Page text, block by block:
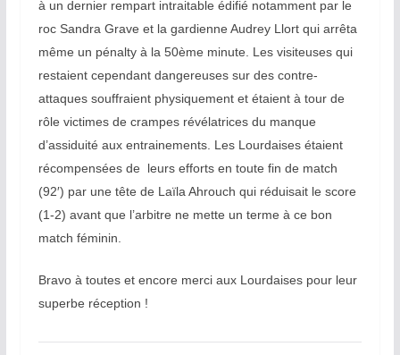
à un dernier rempart intraitable édifié notamment par le
roc Sandra Grave et la gardienne Audrey Llort qui arrêta
même un pénalty à la 50ème minute. Les visiteuses qui
restaient cependant dangereuses sur des contre-
attaques souffraient physiquement et étaient à tour de
rôle victimes de crampes révélatrices du manque
d’assiduité aux entrainements. Les Lourdaises étaient
récompensées de leurs efforts en toute fin de match
(92′) par une tête de Laïla Ahrouch qui réduisait le score
(1-2) avant que l’arbitre ne mette un terme à ce bon
match féminin.
Bravo à toutes et encore merci aux Lourdaises pour leur
superbe réception !